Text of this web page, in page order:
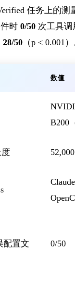
任务上的测
时 0/50 次工具调
28/50 （p < 0.001）
数值
B200
配置文
0/50